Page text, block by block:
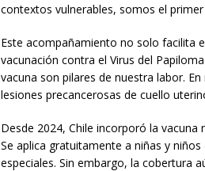
contextos vulnerables, somos el
Este acompañamiento no solo facilita
vacunación contra el Virus del
vacuna son pilares de nuestra labor.
lesiones precancerosas de cuello
Desde 2024, Chile incorporó la
Se aplica gratuitamente a niñas y
especiales. Sin embargo, la cobertura